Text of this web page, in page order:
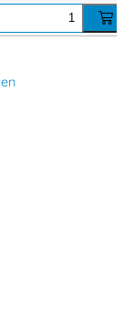
einfache
oder